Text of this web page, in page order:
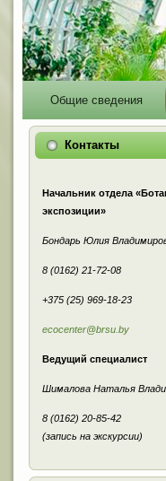
Main
menu
Общие сведения
Контакты
Начальник отдела
экспозиции»
Бондарь Юлия
8 (0162) 21-72-08
+375 (25) 969-18-23
ecocenter@brsu.by
Ведущий специалист
Шималова Наталья
8 (0162) 20-85-42
(запись на экскурсии)